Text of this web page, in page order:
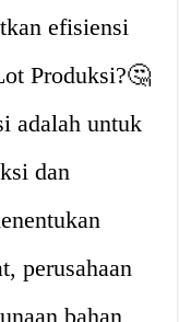
efisiensi
Produksi?🤔
adalah untuk
dan
perusahaan
bahan